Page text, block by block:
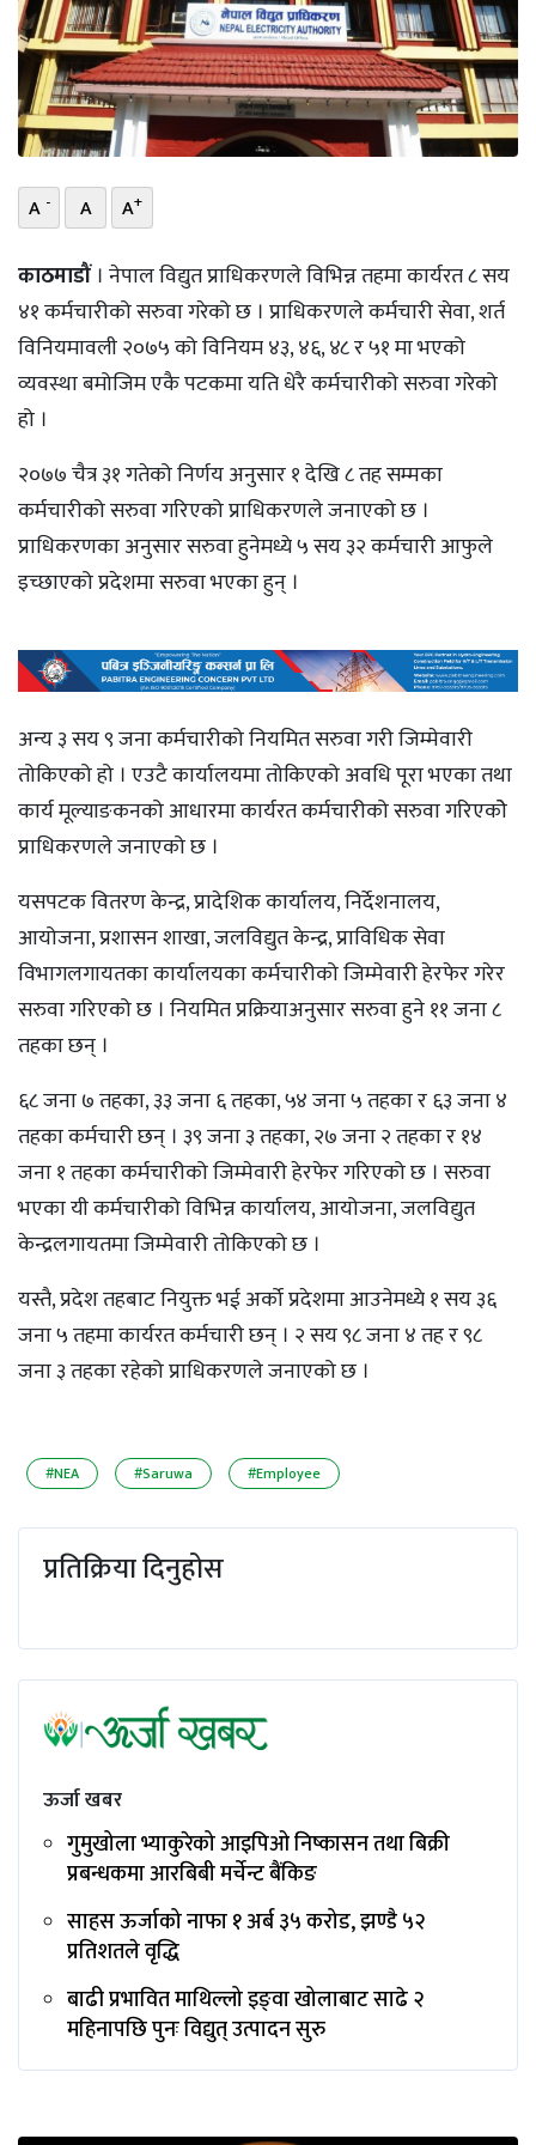
भिडियो
छापा
खोज
प्रोफाइल
विशेष
A - A A+
काठमाडौं। नेपाल विद्युत प्राधिकरणले विभिन्न तहमा कार्यरत ८ सय
४१ कर्मचारीको सरुवा गरेको छ । प्राधिकरणले कर्मचारी सेवा, शर्त
विनियमावली २०७५ को विनियम ४३, ४६, ४८ र ५१ मा भएको
व्यवस्था बमोजिम एकै पटकमा यति धेरै कर्मचारीको सरुवा गरेको
हो ।
२०७७ चैत्र ३१ गतेको निर्णय अनुसार १ देखि ८ तह सम्मका
कर्मचारीको सरुवा गरिएको प्राधिकरणले जनाएको छ ।
प्राधिकरणका अनुसार सरुवा हुनेमध्ये ५ सय ३२ कर्मचारी आफुले
इच्छाएको प्रदेशमा सरुवा भएका हुन् ।
अन्य ३ सय ९ जना कर्मचारीको नियमित सरुवा गरी जिम्मेवारी
तोकिएको हो । एउटै कार्यालयमा तोकिएको अवधि पूरा भएका तथा
कार्य मूल्याङकनको आधारमा कार्यरत कर्मचारीको सरुवा गरिएकोे
प्राधिकरणले जनाएको छ ।
यसपटक वितरण केन्द्र, प्रादेशिक कार्यालय, निर्देशनालय,
आयोजना, प्रशासन शाखा, जलविद्युत केन्द्र, प्राविधिक सेवा
विभागलगायतका कार्यालयका कर्मचारीको जिम्मेवारी हेरफेर गरेर
सरुवा गरिएको छ । नियमित प्रक्रियाअनुसार सरुवा हुने ११ जना ८
तहका छन् ।
६८ जना ७ तहका, ३३ जना ६ तहका, ५४ जना ५ तहका र ६३ जना ४
तहका कर्मचारी छन् । ३९ जना ३ तहका, २७ जना २ तहका र १४
जना १ तहका कर्मचारीको जिम्मेवारी हेरफेर गरिएको छ । सरुवा
भएका यी कर्मचारीको विभिन्न कार्यालय, आयोजना, जलविद्युत
केन्द्रलगायतमा जिम्मेवारी तोकिएको छ ।
यस्तै, प्रदेश तहबाट नियुक्त भई अर्को प्रदेशमा आउनेमध्ये १ सय ३६
जना ५ तहमा कार्यरत कर्मचारी छन् । २ सय ९८ जना ४ तह र ९८
जना ३ तहका रहेको प्राधिकरणले जनाएको छ ।
#NEA #Saruwa #Employee
प्रतिक्रिया दिनुहोस
ऊर्जा खबर
गुमुखोला भ्याकुरेको आइपिओ निष्कासन तथा बिक्री
प्रबन्धकमा आरबिबी मर्चेन्ट बैंकिङ
साहस ऊर्जाको नाफा १ अर्ब ३५ करोड, झण्डै ५२
प्रतिशतले वृद्धि
बाढी प्रभावित माथिल्लो इङ्‌वा खोलाबाट साढे २
महिनापछि पुनः विद्युत् उत्पादन सुरु